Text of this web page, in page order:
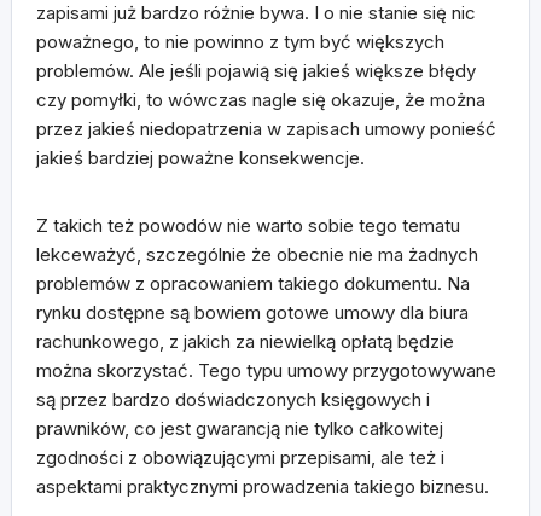
zapisami już bardzo różnie bywa. I o nie stanie się nic
poważnego, to nie powinno z tym być większych
problemów. Ale jeśli pojawią się jakieś większe błędy
czy pomyłki, to wówczas nagle się okazuje, że można
przez jakieś niedopatrzenia w zapisach umowy ponieść
jakieś bardziej poważne konsekwencje.
Z takich też powodów nie warto sobie tego tematu
lekceważyć, szczególnie że obecnie nie ma żadnych
problemów z opracowaniem takiego dokumentu. Na
rynku dostępne są bowiem gotowe umowy dla biura
rachunkowego, z jakich za niewielką opłatą będzie
można skorzystać. Tego typu umowy przygotowywane
są przez bardzo doświadczonych księgowych i
prawników, co jest gwarancją nie tylko całkowitej
zgodności z obowiązującymi przepisami, ale też i
aspektami praktycznymi prowadzenia takiego biznesu.